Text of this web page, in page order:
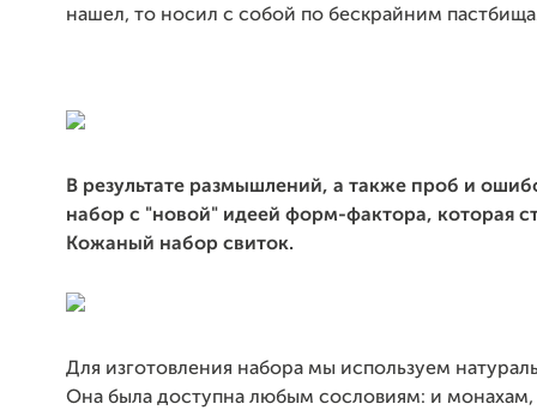
нашел, то носил с собой по бескрайним
В результате размышлений, а также проб и
набор с "новой" идеей форм-фактора, которая
Кожаный набор свиток.
Для изготовления набора мы используем
Она была доступна любым сословиям: и монахам,